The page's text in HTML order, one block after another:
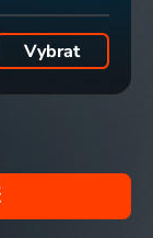
Vybrat